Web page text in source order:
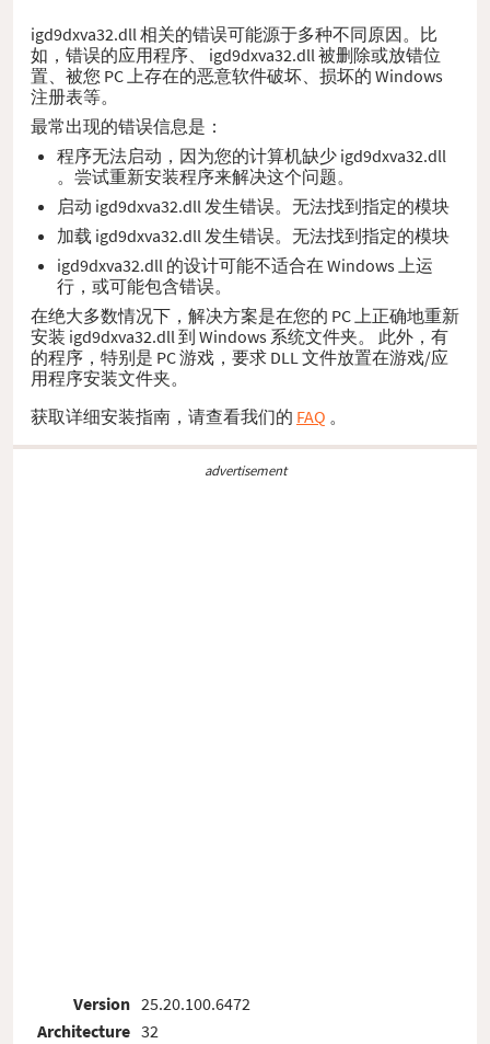
igd9dxva32.dll 相关的错误可能源于多种不同原因。比
如，错误的应用程序、 igd9dxva32.dll 被删除或放错位
置、被您 PC 上存在的恶意软件破坏、损坏的 Windows
注册表等。
最常出现的错误信息是：
程序无法启动，因为您的计算机缺少 igd9dxva32.dll
。尝试重新安装程序来解决这个问题。
启动 igd9dxva32.dll 发生错误。无法找到指定的模块
加载 igd9dxva32.dll 发生错误。无法找到指定的模块
igd9dxva32.dll 的设计可能不适合在 Windows 上运
行，或可能包含错误。
在绝大多数情况下，解决方案是在您的 PC 上正确地重新
安装 igd9dxva32.dll 到 Windows 系统文件夹。 此外，有
的程序，特别是 PC 游戏，要求 DLL 文件放置在游戏/应
用程序安装文件夹。
获取详细安装指南，请查看我们的 FAQ 。
advertisement
Version
Architecture
25.20.100.6472
32